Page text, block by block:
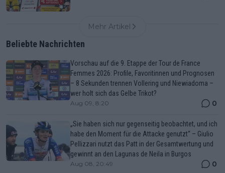
Mehr Artikel
Beliebte Nachrichten
Vorschau auf die 9. Etappe der Tour de France
Femmes 2026: Profile, Favoritinnen und Prognosen
– 8 Sekunden trennen Vollering und Niewiadoma –
wer holt sich das Gelbe Trikot?
Aug 09, 8:20 0
„Sie haben sich nur gegenseitig beobachtet, und ich
habe den Moment für die Attacke genutzt“ – Giulio
Pellizzari nutzt das Patt in der Gesamtwertung und
gewinnt an den Lagunas de Neila in Burgos
Aug 08, 20:49 0